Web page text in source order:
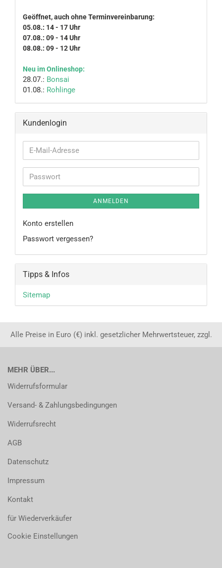
Geöffnet, auch ohne Terminvereinbarung:
05.08.: 14 - 17 Uhr
07.08.: 09 - 14 Uhr
08.08.: 09 - 12 Uhr
Neu im Onlineshop:
28.07.: Bonsai
01.08.: Rohlinge
Kundenlogin
E-
Mail-
Passwort
ANMELDEN
Konto erstellen
Passwort vergessen?
Tipps & Infos
Sitemap
Alle Preise in Euro (€) inkl. gesetzlicher Mehrwertsteuer, zzgl.
MEHR ÜBER...
Widerrufsformular
Versand- & Zahlungsbedingungen
Widerrufsrecht
AGB
Datenschutz
Impressum
Kontakt
für Wiederverkäufer
Cookie Einstellungen